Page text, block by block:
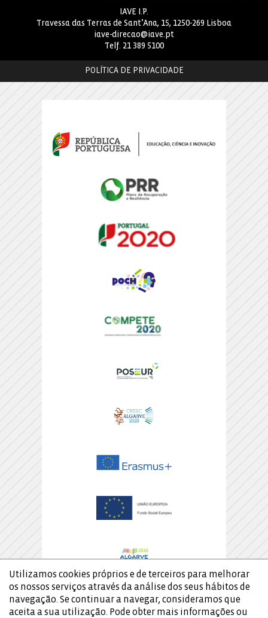
IAVE I.P.
Travessa das Terras de Sant’Ana, 15, 1250-269 Lisboa
iave-direcao@iave.pt
Telf. 21 389 5100
POLÍTICA DE PRIVACIDADE
Utilizamos cookies próprios e de terceiros para melhorar
os nossos serviços através da análise dos seus hábitos de
navegação. Se continuar a navegar, consideramos que
aceita a sua utilização. Pode obter mais informações ou